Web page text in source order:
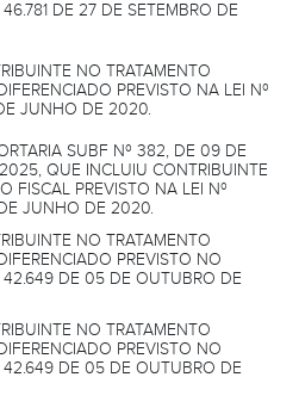
DE 27 DE SETEMBRO DE
NO TRATAMENTO
PREVISTO NA LEI Nº
JUNHO DE 2020.
SUBF Nº 382, DE 09 DE
QUE INCLUIU CONTRIBUINTE
FISCAL PREVISTO NA LEI Nº
JUNHO DE 2020.
NO TRATAMENTO
PREVISTO NO
42.649 DE 05 DE OUTUBRO DE
NO TRATAMENTO
PREVISTO NO
42.649 DE 05 DE OUTUBRO DE